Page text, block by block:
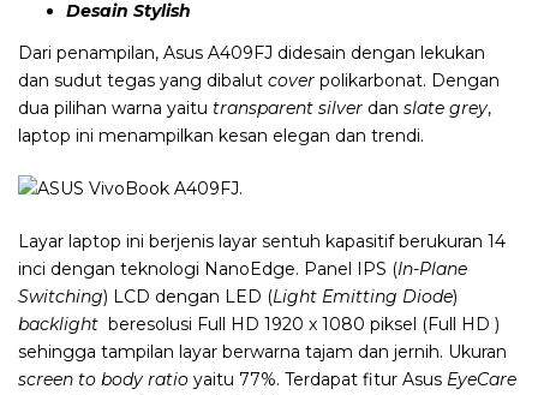
Desain Stylish
Dari penampilan, Asus A409FJ didesain dengan lekukan
dan sudut tegas yang dibalut cover polikarbonat. Dengan
dua pilihan warna yaitu transparent silver dan slate grey,
laptop ini menampilkan kesan elegan dan trendi.
Layar laptop ini berjenis layar sentuh kapasitif berukuran 14
inci dengan teknologi NanoEdge. Panel IPS (In-Plane
Switching) LCD dengan LED (Light Emitting Diode)
backlight beresolusi Full HD 1920 x 1080 piksel (Full HD )
sehingga tampilan layar berwarna tajam dan jernih. Ukuran
screen to body ratio yaitu 77%. Terdapat fitur Asus EyeCare